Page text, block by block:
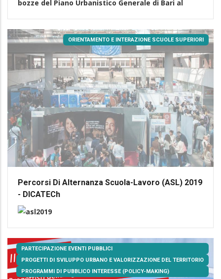
bozze del Piano Urbanistico Generale di Bari al
ORIENTAMENTO E INTERAZIONE SCUOLE SUPERIORI
Percorsi Di Alternanza Scuola-Lavoro (ASL) 2019
- DICATECh
PARTECIPAZIONE EVENTI PUBBLICI
PROGETTI DI SVILUPPO URBANO E VALORIZZAZIONE DEL TERRITORIO
PROGRAMMI DI PUBBLICO INTERESSE (POLICY-MAKING)